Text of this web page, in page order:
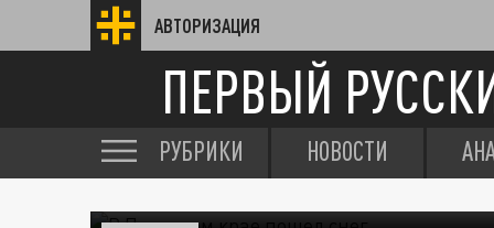
АВТОРИЗАЦИЯ
ПЕРВЫЙ
РУБРИКИ НОВОСТИ